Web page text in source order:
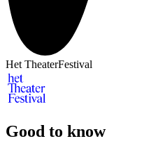
Het TheaterFestival
Good to know